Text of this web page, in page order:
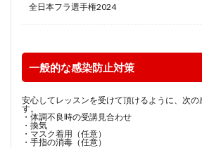
全日本フラ選手権2024
一般的な感染防止対策
安心してレッスンを受けて頂けるように、次の
す。
・体調不良時の受講見合わせ
・換気
・マスク着用（任意）
・手指の消毒（任意）